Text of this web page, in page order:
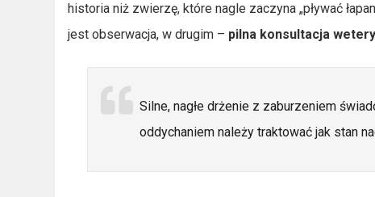
historia niż zwierzę, które nagle zaczyna „pływać
jest obserwacja, w drugim – pilna konsultacja
Silne, nagłe drżenie z zaburzeniem
oddychaniem należy traktować jak stan